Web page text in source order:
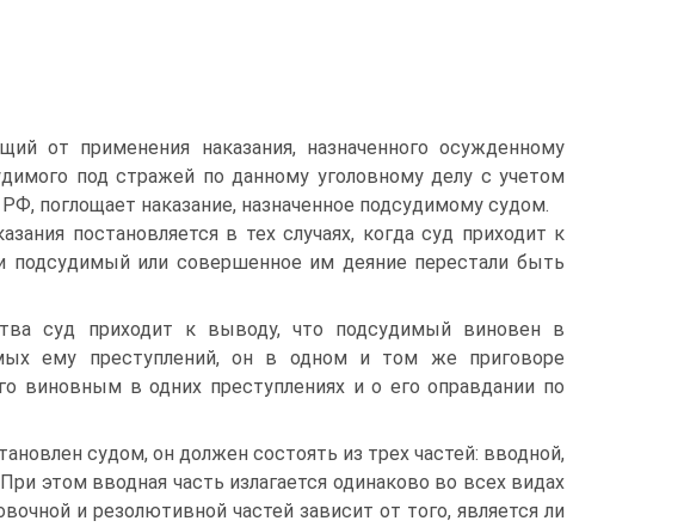
от применения наказания, назначенного осужденному
под стражей по данному уголовному делу с учетом
поглощает наказание, назначенное подсудимому судом.
постановляется в тех случаях, когда суд приходит к
подсудимый или совершенное им деяние перестали быть
суд приходит к выводу, что подсудимый виновен в
ему преступлений, он в одном и том же приговоре
виновным в одних преступлениях и о его оправдании по
судом, он должен состоять из трех частей: вводной,
этом вводная часть излагается одинаково во всех видах
и резолютивной частей зависит от того, является ли